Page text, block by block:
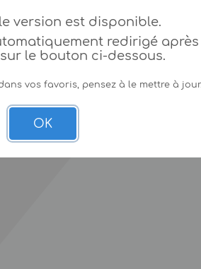
version est disponible.
redirigé après
le bouton ci-dessous.
vos favoris, pensez à le mettre à
OK